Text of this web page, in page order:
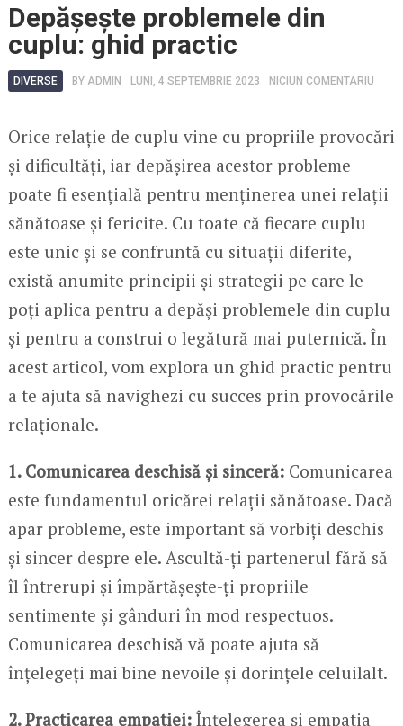
Depășește problemele din
cuplu: ghid practic
DIVERSE BY ADMIN LUNI, 4 SEPTEMBRIE 2023 NICIUN COMENTARIU
Orice relație de cuplu vine cu propriile provocări
și dificultăți, iar depășirea acestor probleme
poate fi esențială pentru menținerea unei relații
sănătoase și fericite. Cu toate că fiecare cuplu
este unic și se confruntă cu situații diferite,
există anumite principii și strategii pe care le
poți aplica pentru a depăși problemele din cuplu
și pentru a construi o legătură mai puternică. În
acest articol, vom explora un ghid practic pentru
a te ajuta să navighezi cu succes prin provocările
relaționale.
1. Comunicarea deschisă și sinceră: Comunicarea
este fundamentul oricărei relații sănătoase. Dacă
apar probleme, este important să vorbiți deschis
și sincer despre ele. Ascultă-ți partenerul fără să
îl întrerupi și împărtășește-ți propriile
sentimente și gânduri în mod respectuos.
Comunicarea deschisă vă poate ajuta să
înțelegeți mai bine nevoile și dorințele celuilalt.
2. Practicarea empatiei: Înțelegerea și empatia